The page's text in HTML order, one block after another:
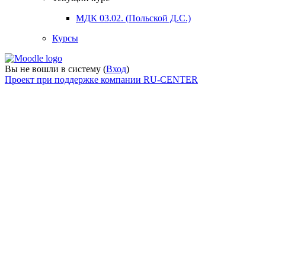
МДК 03.02. (Польской Д.С.)
Курсы
Вы не вошли в систему (Вход)
Проект при поддержке компании RU-CENTER